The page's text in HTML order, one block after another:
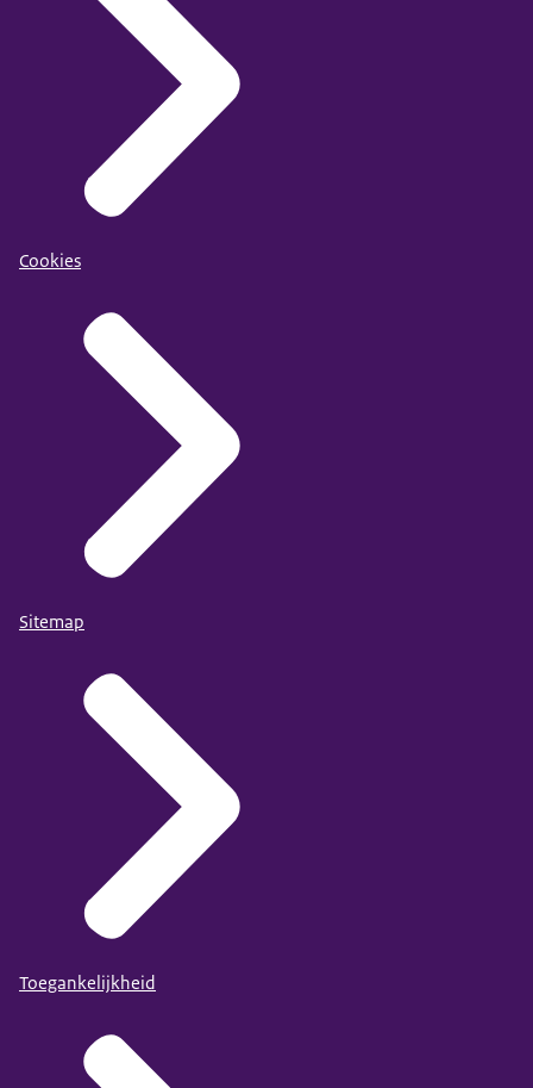
Cookies
Sitemap
Toegankelijkheid